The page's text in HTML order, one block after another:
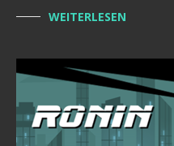
WEITERLESEN